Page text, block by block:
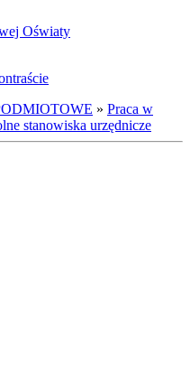
Oświaty
» Praca w
stanowiska urzędnicze